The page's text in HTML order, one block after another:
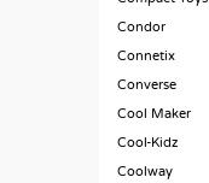
Condor
Connetix
Converse
Cool Maker
Cool-Kidz
Coolway